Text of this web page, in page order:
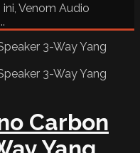
Venom Audio
Carbon